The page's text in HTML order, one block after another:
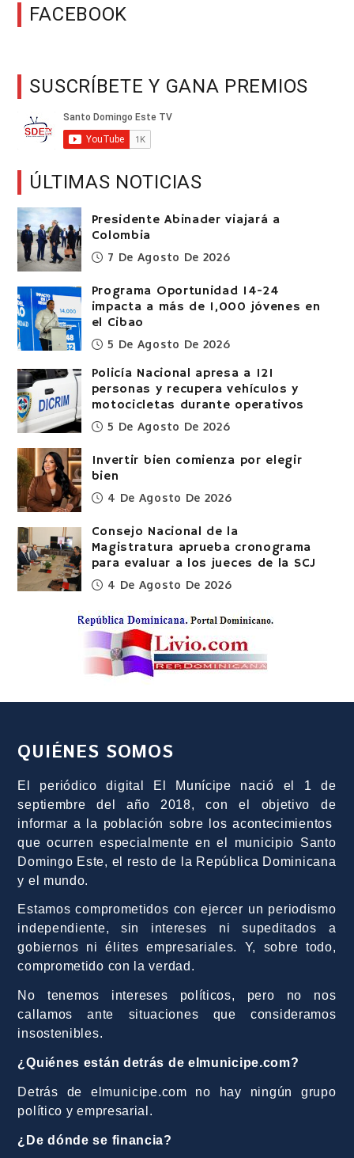
FACEBOOK
SUSCRÍBETE Y GANA PREMIOS
ÚLTIMAS NOTICIAS
Presidente Abinader viajará a
Colombia
7 De Agosto De 2026
Programa Oportunidad 14-24
impacta a más de 1,000 jóvenes en
el Cibao
5 De Agosto De 2026
Policía Nacional apresa a 121
personas y recupera vehículos y
motocicletas durante operativos
5 De Agosto De 2026
Invertir bien comienza por elegir
bien
4 De Agosto De 2026
Consejo Nacional de la
Magistratura aprueba cronograma
para evaluar a los jueces de la SCJ
4 De Agosto De 2026
QUIÉNES SOMOS
El periódico digital El Munícipe nació el 1 de
septiembre del año 2018, con el objetivo de
informar a la población sobre los acontecimientos
que ocurren especialmente en el municipio Santo
Domingo Este, el resto de la República Dominicana
y el mundo.
Estamos comprometidos con ejercer un periodismo
independiente, sin intereses ni supeditados a
gobiernos ni élites empresariales. Y, sobre todo,
comprometido con la verdad.
No tenemos intereses políticos, pero no nos
callamos ante situaciones que consideramos
insostenibles.
¿Quiénes están detrás de elmunicipe.com?
Detrás de elmunicipe.com no hay ningún grupo
político y empresarial.
¿De dónde se financia?